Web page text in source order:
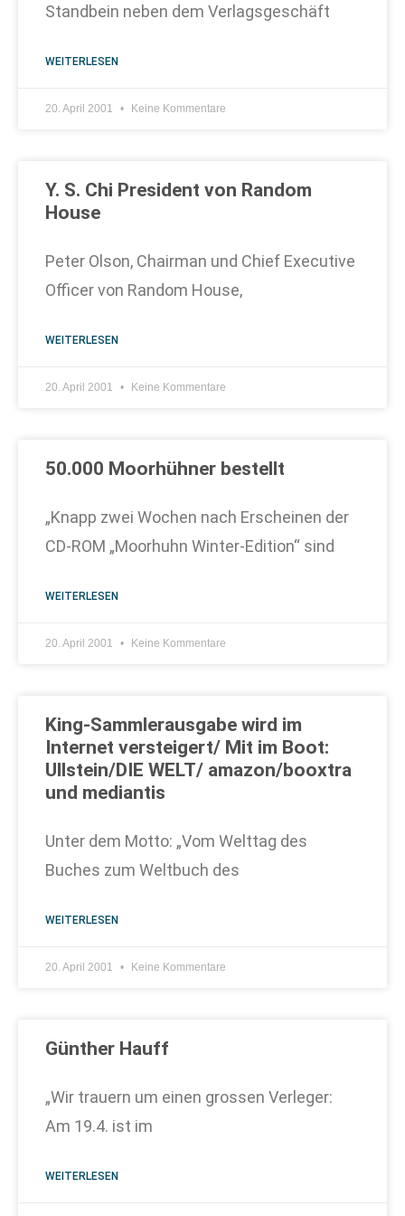
Standbein neben dem Verlagsgeschäft
WEITERLESEN
20. April 2001 Keine Kommentare
Y. S. Chi President von Random
House
Peter Olson, Chairman und Chief Executive
Officer von Random House,
WEITERLESEN
20. April 2001 Keine Kommentare
50.000 Moorhühner bestellt
„Knapp zwei Wochen nach Erscheinen der
CD-ROM „Moorhuhn Winter-Edition“ sind
WEITERLESEN
20. April 2001 Keine Kommentare
King-Sammlerausgabe wird im
Internet versteigert/ Mit im Boot:
Ullstein/DIE WELT/ amazon/booxtra
und mediantis
Unter dem Motto: „Vom Welttag des
Buches zum Weltbuch des
WEITERLESEN
20. April 2001 Keine Kommentare
Günther Hauff
„Wir trauern um einen grossen Verleger:
Am 19.4. ist im
WEITERLESEN